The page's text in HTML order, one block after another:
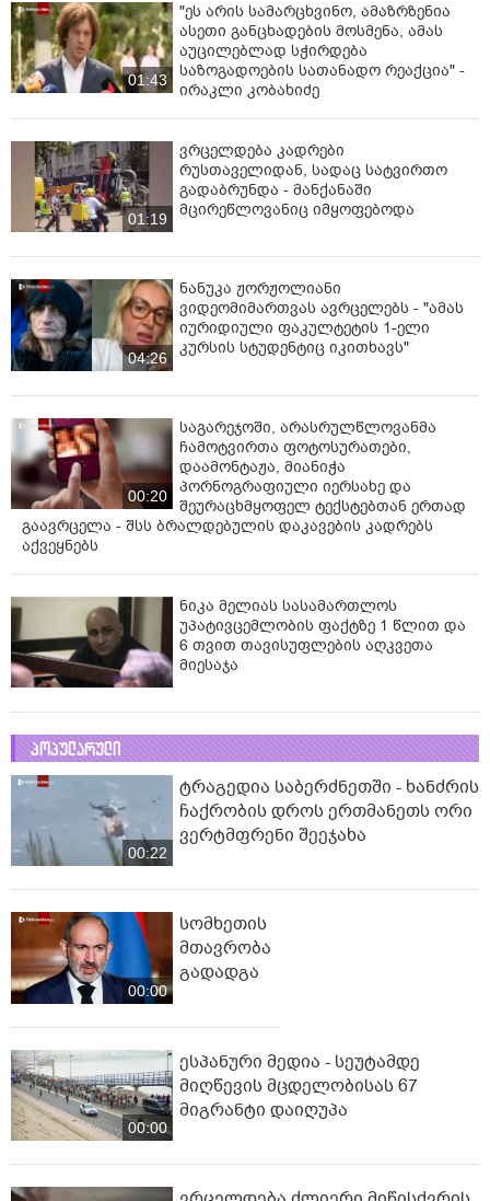
01:43
"ეს არის სამარცხვინო, ამაზრზენია
ასეთი განცხადების მოსმენა, ამას
აუცილებლად სჭირდება
საზოგადოების სათანადო რეაქცია" -
ირაკლი კობახიძე
01:19
ვრცელდება კადრები
რუსთაველიდან, სადაც სატვირთო
გადაბრუნდა - მანქანაში
მცირეწლოვანიც იმყოფებოდა
04:26
ნანუკა ჟორჟოლიანი
ვიდეომიმართვას ავრცელებს - "ამას
იურიდიული ფაკულტეტის 1-ელი
კურსის სტუდენტიც იკითხავს"
00:20
საგარეჯოში, არასრულწლოვანმა
ჩამოტვირთა ფოტოსურათები,
დაამონტაჟა, მიანიჭა
პორნოგრაფიული იერსახე და
შეურაცხმყოფელ ტექსტებთან ერთად
გაავრცელა - შსს ბრალდებულის დაკავების კადრებს
აქვეყნებს
ნიკა მელიას სასამართლოს
უპატივცემლობის ფაქტზე 1 წლით და
6 თვით თავისუფლების აღკვეთა
მიესაჯა
პოპულარული
00:22
ტრაგედია საბერძნეთში - ხანძრის
ჩაქრობის დროს ერთმანეთს ორი
ვერტმფრენი შეეჯახა
00:00
სომხეთის
მთავრობა
გადადგა
00:00
ესპანური მედია - სეუტამდე
მიღწევის მცდელობისას 67
მიგრანტი დაიღუპა